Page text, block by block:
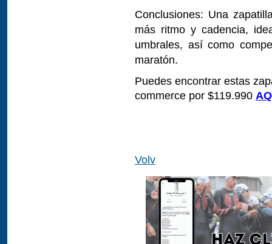
Conclusiones: Una
más ritmo y cadencia,
umbrales, así como
maratón.
Puedes encontrar estas
commerce por $119.990
Volv